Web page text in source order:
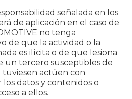
señalada en los
de aplicación en el caso de
no tenga
de que la actividad o la
es ilícita o de que lesiona
un tercero susceptibles de
tuviesen actúen con
los datos y contenidos o
a ellos.